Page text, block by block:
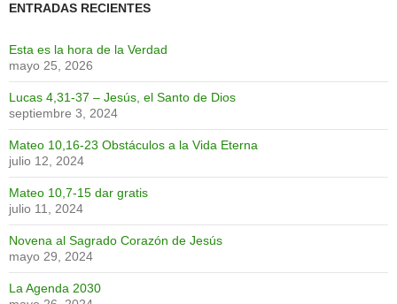
ENTRADAS RECIENTES
Esta es la hora de la Verdad
mayo 25, 2026
Lucas 4,31-37 – Jesús, el Santo de Dios
septiembre 3, 2024
Mateo 10,16-23 Obstáculos a la Vida Eterna
julio 12, 2024
Mateo 10,7-15 dar gratis
julio 11, 2024
Novena al Sagrado Corazón de Jesús
mayo 29, 2024
La Agenda 2030